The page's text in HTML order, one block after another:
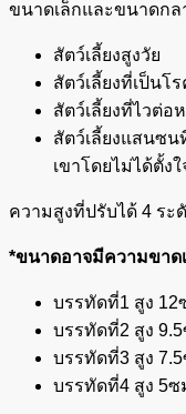
ขนาดเล็กและขนาดกล
สัตว์เลี้ยงสูงวัย
สัตว์เลี้ยงที่เป็นโ
สัตว์เลี้ยงที่ไวต่อ
สัตว์เลี้ยงแสนซน
เขาโดยไม่ได้ตั้ง
ความสูงที่ปรับได้ 4 ร
*ขนาดอาจมีความขาด
บรรทัดที่1 สูง 12
บรรทัดที่2 สูง
บรรทัดที่3 สูง
บรรทัดที่4 สูง 5ซ